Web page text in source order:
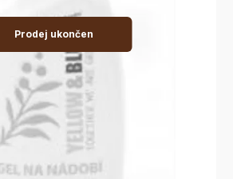
Prodej ukončen